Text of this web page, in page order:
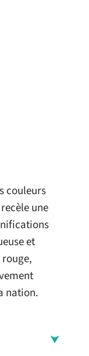
couleurs
une
et
nation.